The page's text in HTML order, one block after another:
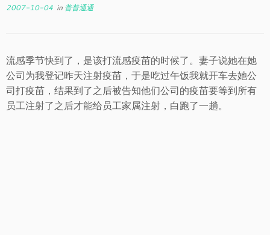
2007-10-04 in 普普通通
流感季节快到了，是该打流感疫苗的时候了。妻子说她在她
公司为我登记昨天注射疫苗，于是吃过午饭我就开车去她公
司打疫苗，结果到了之后被告知他们公司的疫苗要等到所有
员工注射了之后才能给员工家属注射，白跑了一趟。